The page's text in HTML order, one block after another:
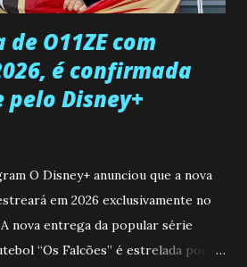
O11ZE com
é confirmada
Disney+
O Disney+ anunciou que a nova
em 2026 exclusivamente no
nova entrega da popular série
“Os Falcões” é estrelada por